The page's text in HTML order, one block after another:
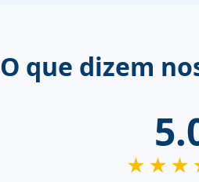
O que dizem